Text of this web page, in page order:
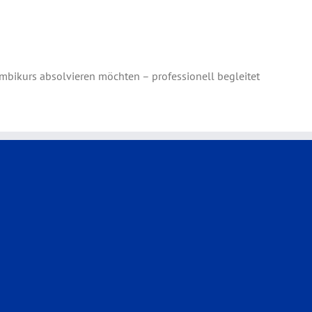
absolvieren möchten – professionell begleitet